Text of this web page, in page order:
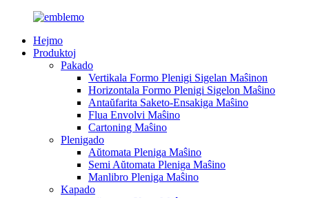
Hejmo
Produktoj
Pakado
Vertikala Formo Plenigi Sigelan Maŝinon
Horizontala Formo Plenigi Sigelon Maŝino
Antaŭfarita Saketo-Ensakiga Maŝino
Flua Envolvi Maŝino
Cartoning Maŝino
Plenigado
Aŭtomata Pleniga Maŝino
Semi Aŭtomata Pleniga Maŝino
Manlibro Pleniga Maŝino
Kapado